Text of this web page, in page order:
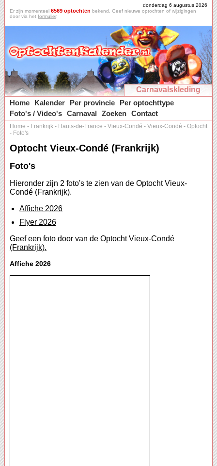
donderdag 6 augustus 2026
Er zijn momenteel 6569 optochten bekend. Geef nieuwe optochten of wijzigingen
door via het formulier.
Carnavalskleding
Home
Kalender Per provincie
Per optochttype
Foto's / Video's Carnaval Zoeken Contact
Home - Frankrijk - Hauts-de-France - Vieux-Condé - Vieux-Condé - Optocht
- Foto's
Optocht Vieux-Condé (Frankrijk)
Foto's
Hieronder zijn 2 foto's te zien van de Optocht Vieux-
Condé (Frankrijk).
Affiche 2026
Flyer 2026
Geef een foto door van de Optocht Vieux-Condé
(Frankrijk).
Affiche 2026